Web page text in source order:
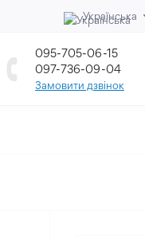
Українська
095-705-06-15
097-736-09-04
Замовити дзвінок